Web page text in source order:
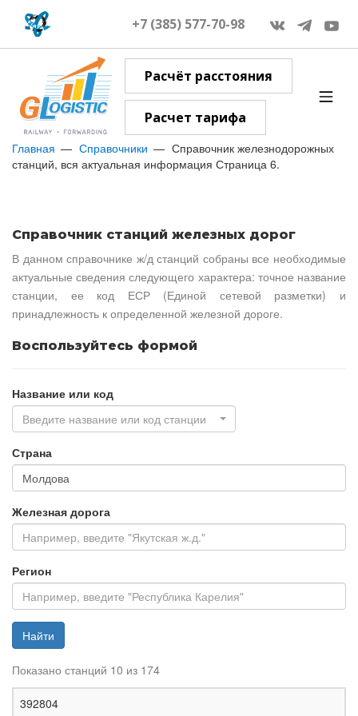
+7 (385) 577-70-98
Расчёт расстояния
Расчет тарифа
Главная Справочники
Справочник железнодорожных
станций, вся актуальная информация Страница 6.
Справочник станций железных дорог
В данном справочнике ж/д станций собраны все необходимые
актуальные сведения следующего характера: точное название
станции, ее код ЕСР (Единой сетевой разметки) и
принадлежность к определенной железной дороге.
Воспользуйтесь формой
Название или код
Введите название или код станции
Страна
Железная дорога
Регион
Найти
Показано станций 10 из 174
392804